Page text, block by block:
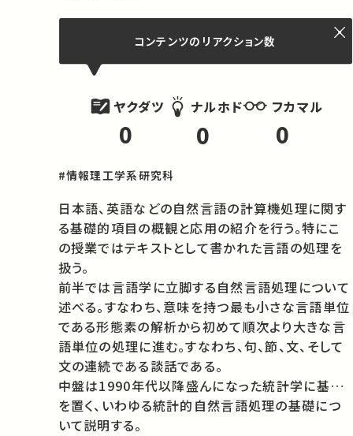
コンテンツの リアクション数
ヤクダツ
0
ナルホド
0
フカマル
0
#情報理工学系研究科
日本語、英語などの自然言語の計算機処理に関す
る基礎的項目の概観と応用の紹介を行う。特にこ
の授業ではテキストとして書かれた言語の処理を
扱う。
前半では言語学に立脚する自然言語処理について
述べる。すなわち、意味を持つ最も小さな言語単位
である形態素の解析から初めて順次より大きな言
語単位の処理に進む。すなわち、句、節、文、そして
文の連続である談話である。
中盤は1990年代以降盛んになった統計学に基礎
を置く、いわゆる統計的自然言語処理の基礎につ
いて説明する。